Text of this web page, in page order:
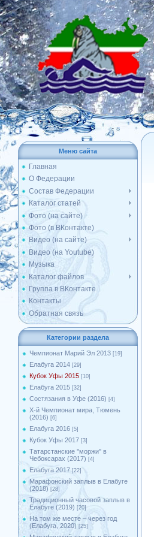
Меню сайта
Главная
О Федерации
Состав Федерации
Каталог статей
Фото (на сайте)
Фото (в ВКонтакте)
Видео (на сайте)
Видео (на Youtube)
Музыка
Каталог файлов
Группа в ВКонтакте
Контакты
Обратная связь
Категории раздела
Чемпионат Марий Эл 2013 [19]
Елабуга 2014 [29]
Кубок Уфы 2015 [10]
Елабуга 2015 [32]
Состязания в Уфе (2016) [4]
X-й Чемпионат мира, Тюмень
(2016) [6]
Елабуга 2016 [5]
Кубок Уфы 2017 [3]
Татарстанские ''моржи'' в
Чебоксарах (2017) [4]
Елабуга 2017 [22]
Марафонский заплыв в Елабуге
(2018) [28]
Традиционный часовой заплыв в
Елабуге (2019) [20]
На том же месте – через год
(Елабуга, 2020) [25]